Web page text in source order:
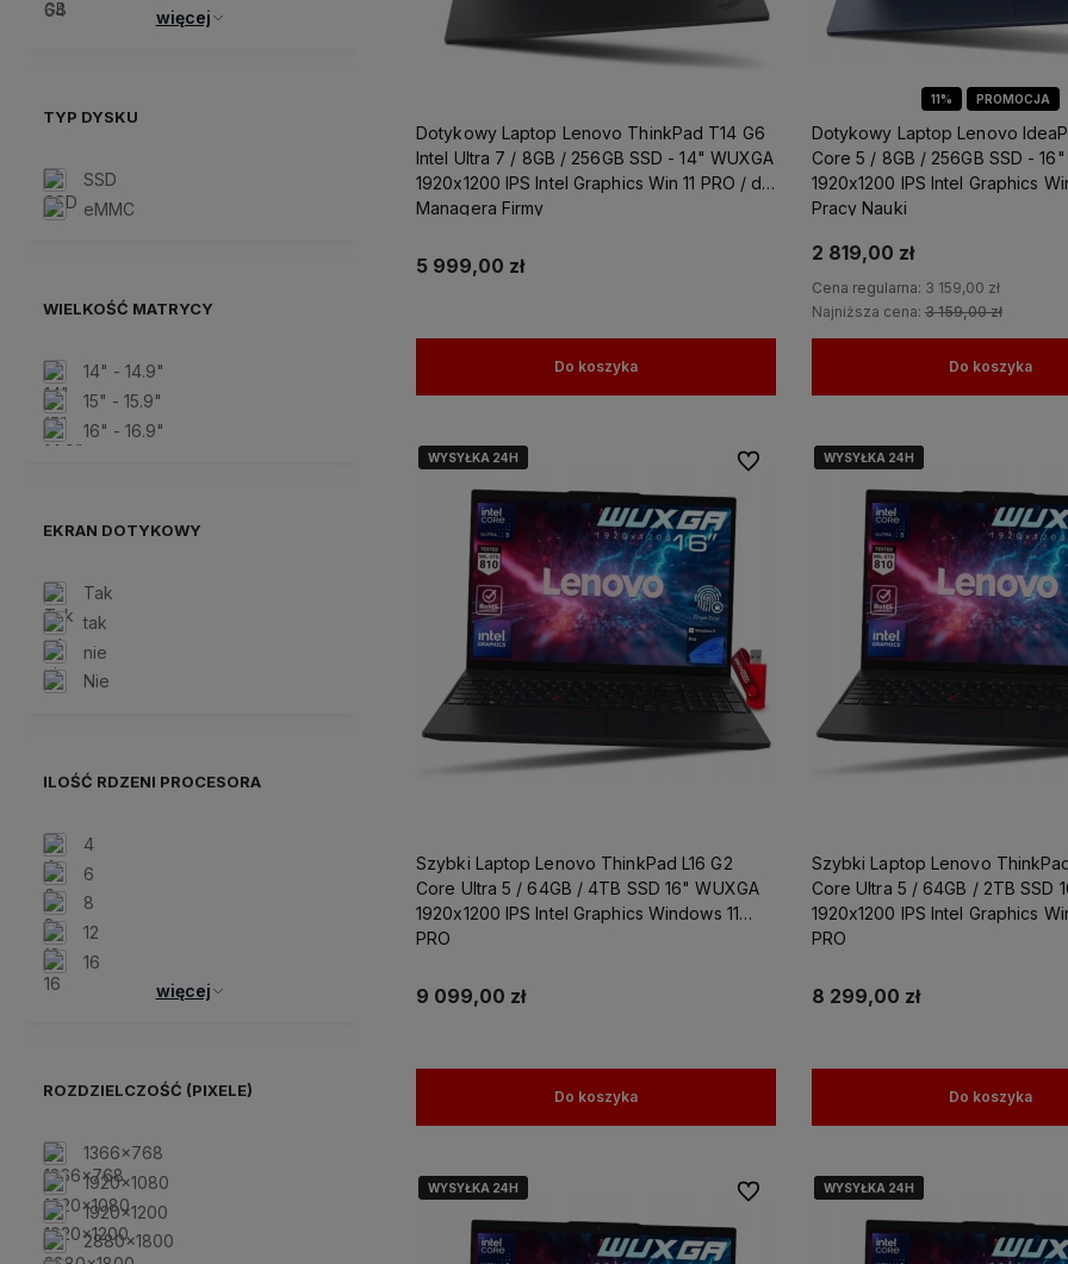
więcej
TYP DYSKU
SSD
eMMC
WIELKOŚĆ MATRYCY
14" - 14.9"
15" - 15.9"
16" - 16.9"
EKRAN DOTYKOWY
Tak
tak
nie
Nie
ILOŚĆ RDZENI PROCESORA
4
6
8
12
16
więcej
ROZDZIELCZOŚĆ (PIXELE)
1366x768
1920x1080
1920x1200
2880x1800
Dotykowy Laptop Lenovo ThinkPad T14 G6
Intel Ultra 7 / 8GB / 256GB SSD - 14" WUXGA
1920x1200 IPS Intel Graphics Win 11 PRO / dla
Managera Firmy
5 999,00 zł
Do koszyka
11% PROMOCJA
Dotykowy Laptop Lenovo
Core 5 / 8GB / 256GB SSD - 16"
1920x1200 IPS Intel Graphics
Pracy Nauki
2 819,00 zł
Cena regularna: 3 159,00 zł
Najniższa cena:3 159,00 zł
Do koszyka
WYSYŁKA 24H
WYSYŁKA 24H
Szybki Laptop Lenovo ThinkPad L16 G2
Core Ultra 5 / 64GB / 4TB SSD 16" WUXGA
1920x1200 IPS Intel Graphics Windows 11
PRO
9 099,00 zł
Do koszyka
Do ulubionychWYSYŁKA 24H
WYSYŁKA 24H
WYSYŁKA 24H
Szybki Laptop Lenovo
Core Ultra 5 / 64GB / 2TB SSD
1920x1200 IPS Intel Graphics
PRO
8 299,00 zł
Do koszyka
WYSYŁKA 24H
WYSYŁKA 24H Do ulubionychWYSYŁKA 24H
WYSYŁKA 24H
WYSYŁKA 24H
WYSYŁKA 24H